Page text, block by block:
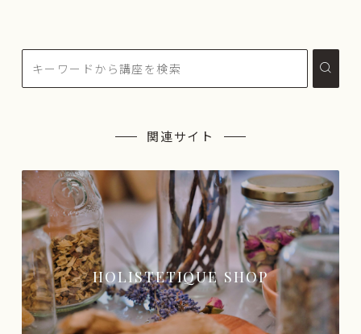
関連サイト
HOLISTETIQUE SHOP